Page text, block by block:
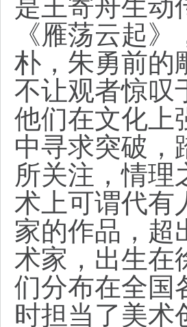
是王寄舟生动
《雁荡云起
朴，朱勇前的
不让观者惊叹
他们在文化上
中寻求突破，
所关注，情理
术上可谓代有
家的作品，超
术家，出生在
们分布在全国
时担当了美术